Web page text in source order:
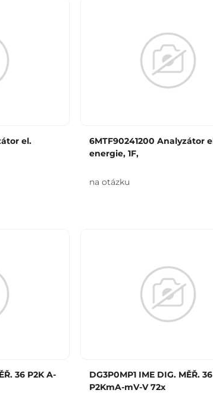
el.
6MTF90241200 Analyzátor
energie, 1F,
na otázku
36 P2K A-
DG3P0MP1 IME DIG. MĚŘ. 36
P2KmA-mV-V 72x